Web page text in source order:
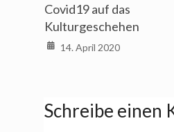
Covid19 auf das
Kulturgeschehen
14. April 2020
Schreibe einen